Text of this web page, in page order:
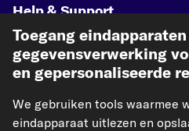
Help & Support
Wettelijk
Geaccepteerde
Toegang eindapparaten
gegevensverwerking
en gepersonaliseerde
We gebruiken tools waarmee
eindapparaat uitlezen en